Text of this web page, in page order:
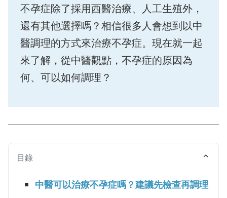
不孕症除了採用西醫治療、人工生殖外，
還有其他選擇嗎？相信很多人會想到以中
醫調理的方式來治療不孕症。現在就一起
來了解，從中醫觀點，不孕症的原因為
何、可以如何調理？
目錄
中醫可以治療不孕症嗎？建議先檢查再調理